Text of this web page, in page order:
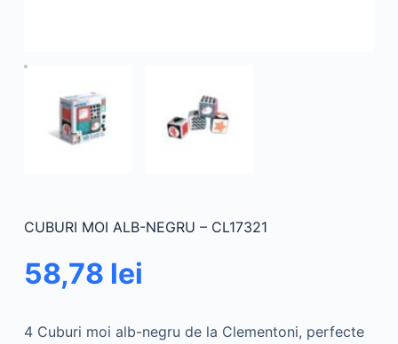
CUBURI MOI ALB-NEGRU – CL17321
58,78 lei
4 Cuburi moi alb-negru de la Clementoni, perfecte